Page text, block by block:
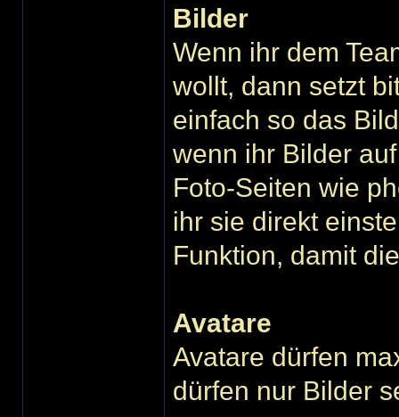
Bilder
Wenn ihr dem
wollt, dann setzt
einfach so das
wenn ihr Bilder
Foto-Seiten wie
ihr sie direkt
Funktion, damit
Avatare
Avatare dürfen
dürfen nur Bilder